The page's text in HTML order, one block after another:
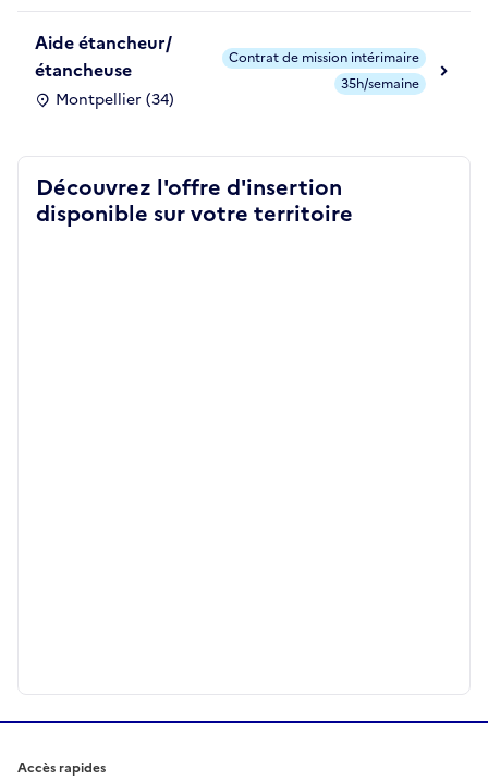
Aide étancheur/
étancheuse
Montpellier (34)
Contrat de mission intérimaire
35h/semaine
Découvrez l'offre d'insertion
disponible sur votre territoire
Accès rapides